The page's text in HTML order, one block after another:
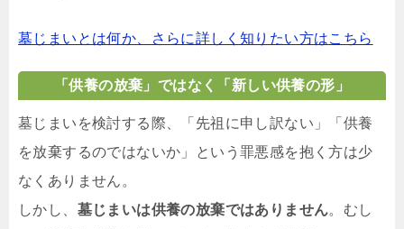
墓じまいとは何か、さらに詳しく知りたい方はこちら
「供養の放棄」ではなく「新しい供養の形」
墓じまいを検討する際、「先祖に申し訳ない」「供養
を放棄するのではないか」という罪悪感を抱く方は少
なくありません。
しかし、 墓じまいは供養の放棄ではありません。むし